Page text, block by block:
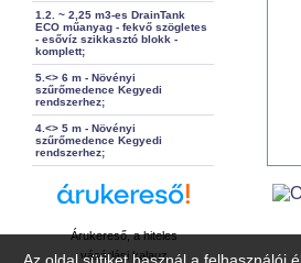
1.2. ~ 2,25 m3-es DrainTank
ECO műanyag - fekvő szögletes
- esővíz szikkasztó blokk -
komplett;
5.<> 6 m - Növényi
szűrőmedence Kegyedi
rendszerhez;
4.<> 5 m - Növényi
szűrőmedence Kegyedi
rendszerhez;
Árukereső, a hiteles
vásárlási kalauz